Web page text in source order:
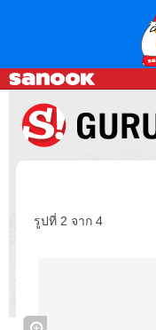
รูปที่ 2 จาก 4